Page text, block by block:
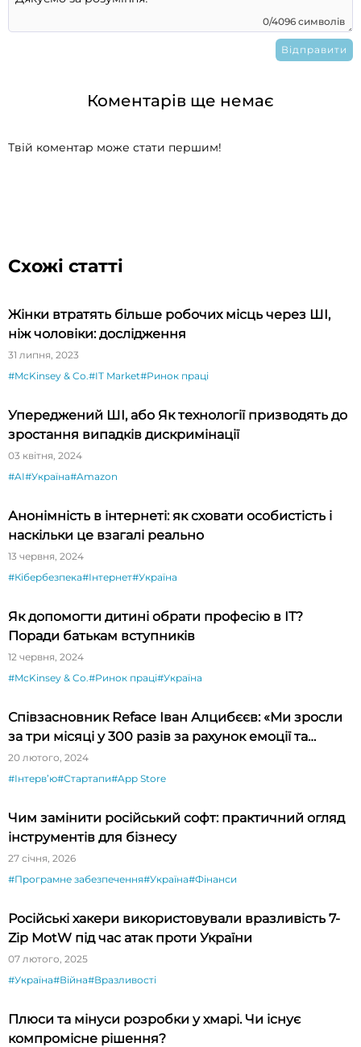
0/4096 символів
Коментарів ще немає
Твій коментар може стати першим!
Схожі статті
Жінки втратять більше робочих місць через ШІ,
ніж чоловіки: дослідження
31 липня, 2023
#McKinsey & Co.#IT Market#Ринок праці
Упереджений ШІ, або Як технології призводять до
зростання випадків дискримінації
03 квітня, 2024
#AI#Україна#Amazon
Анонімність в інтернеті: як сховати особистість і
наскільки це взагалі реально
13 червня, 2024
#Кібербезпека#Інтернет#Україна
Як допомогти дитині обрати професію в ІТ?
Поради батькам вступників
12 червня, 2024
#McKinsey & Co.#Ринок праці#Україна
Співзасновник Reface Іван Алцибєєв: «Ми зросли
за три місяці у 300 разів за рахунок емоції та
новизни»
20 лютого, 2024
#Інтервʼю#Стартапи#App Store
Чим замінити російський софт: практичний огляд
інструментів для бізнесу
27 січня, 2026
#Програмне забезпечення#Україна#Фінанси
Російські хакери використовували вразливість 7-
Zip MotW під час атак проти України
07 лютого, 2025
#Україна#Війна#Вразливості
Плюси та мінуси розробки у хмарі. Чи існує
компромісне рішення?